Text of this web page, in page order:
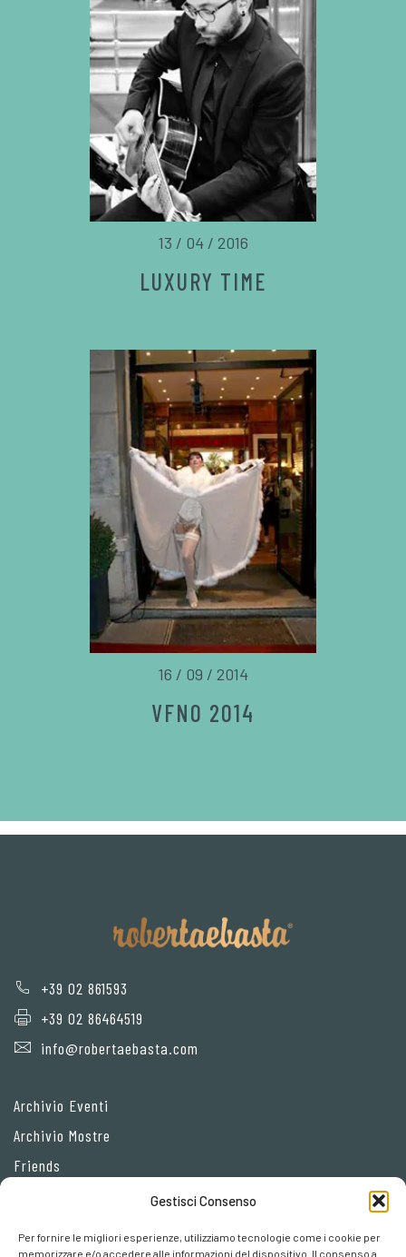
Gestisci Consenso
Per fornire le migliori esperienze, utilizziamo tecnologie come i cookie per
memorizzare e/o accedere alle informazioni del dispositivo. Il consenso a
13 / 04 / 2016
LUXURY TIME
16 / 09 / 2014
VFNO 2014
+39 02 861593
+39 02 86464519
info@robertaebasta.com
Archivio Eventi
Archivio Mostre
Friends
Cookie policy